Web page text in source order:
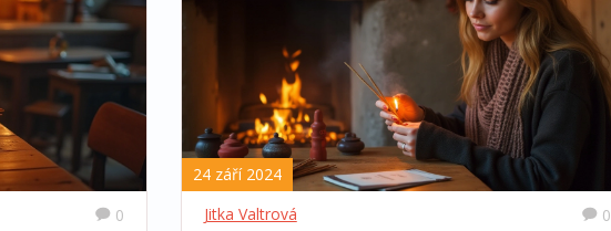
0
24 září 2024
Jitka Valtrová
0